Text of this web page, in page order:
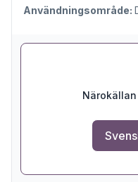
Användningsområde:
Närokällan